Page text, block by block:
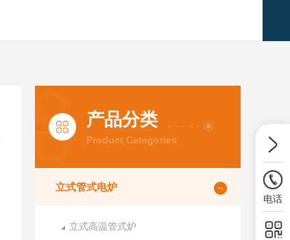
产品分类
Product Categories
立式管式电炉
立式高温管式炉
电话